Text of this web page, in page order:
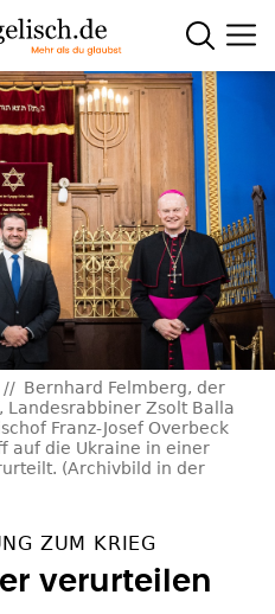
Bernhard Felmberg, der
Zsolt Balla
Franz-Josef Overbeck
auf die Ukraine in einer
(Archivbild in der
ZUM KRIEG
verurteilen